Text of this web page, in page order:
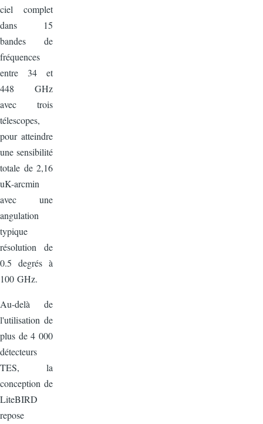
ciel complet
dans 15
bandes de
fréquences
entre 34 et
448 GHz
avec trois
télescopes,
pour atteindre
une sensibilité
totale de 2,16
uK-arcmin
avec une
angulation
typique
résolution de
0.5 degrés à
100 GHz.
Au-delà de
l'utilisation de
plus de 4 000
détecteurs
TES, la
conception de
LiteBIRD
repose